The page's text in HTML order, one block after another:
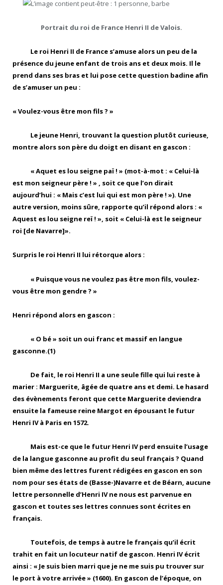
Portrait du roi de France Henri II de Valois.
Le roi Henri II de France s’amuse alors un peu de la
présence du jeune enfant de trois ans et deux mois. Il le
prend dans ses bras et lui pose cette question badine afin
de s’amuser un peu :
« Voulez-vous être mon fils ? »
Le jeune Henri, trouvant la question plutôt curieuse,
montre alors son père du doigt en disant en gascon :
« Aquet es lou seigne paï ! » (mot-à-mot : « Celui-là
est mon seigneur père ! » , soit ce que l’on dirait
aujourd’hui : « Mais c’est lui qui est mon père ! »). Une
autre version, moins sûre, rapporte qu’il répond alors : «
Aquest es lou seigne reï ! », soit « Celui-là est le seigneur
roi [de Navarre]».
Surpris le roi Henri II lui rétorque alors :
« Puisque vous ne voulez pas être mon fils, voulez-
vous être mon gendre ? »
Henri répond alors en gascon :
« O bé » soit un oui franc et massif en langue
gasconne.(1)
De fait, le roi Henri II a une seule fille qui lui reste à
marier : Marguerite, âgée de quatre ans et demi. Le hasard
des évènements feront que cette Marguerite deviendra
ensuite la fameuse reine Margot en épousant le futur
Henri IV à Paris en 1572.
Mais est-ce que le futur Henri IV perd ensuite l’usage
de la langue gasconne au profit du seul français ? Quand
bien même des lettres furent rédigées en gascon en son
nom pour ses états de (Basse-)Navarre et de Béarn, aucune
lettre personnelle d’Henri IV ne nous est parvenue en
gascon et toutes ses lettres connues sont écrites en
français.
Toutefois, de temps à autre le français qu’il écrit
trahit en fait un locuteur natif de gascon. Henri IV écrit
ainsi : « Je suis bien marri que je ne me suis pu trouver sur
le port à votre arrivée » (1600). En gascon de l’époque, on